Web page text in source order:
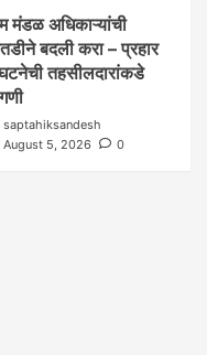
मंडळ अधिकाऱ्यांची
बदली करा – प्रहार
तहसीलदारांकडे
saptahiksandesh
August 5, 2026
0